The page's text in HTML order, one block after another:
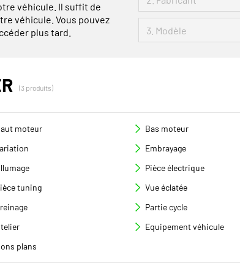
véhicule. Il suffit de
véhicule. Vous pouvez
plus tard.
(3 produits)
moteur Bas moteur
Embrayage
Pièce électrique
tuning Vue éclatée
Partie cycle
Equipement véhicule
plans